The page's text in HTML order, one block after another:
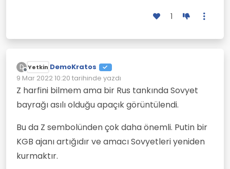
1
D
Çevrimdışı
Yetkin DemoKratos
9 Mar 2022 10:20 tarihinde yazdı
Son düzenleyen:
Z harfini bilmem ama bir Rus tankında Sovyet
bayrağı asılı olduğu apaçık görüntülendi.
Bu da Z sembolünden çok daha önemli. Putin bir
KGB ajanı artığıdır ve amacı Sovyetleri yeniden
kurmaktır.